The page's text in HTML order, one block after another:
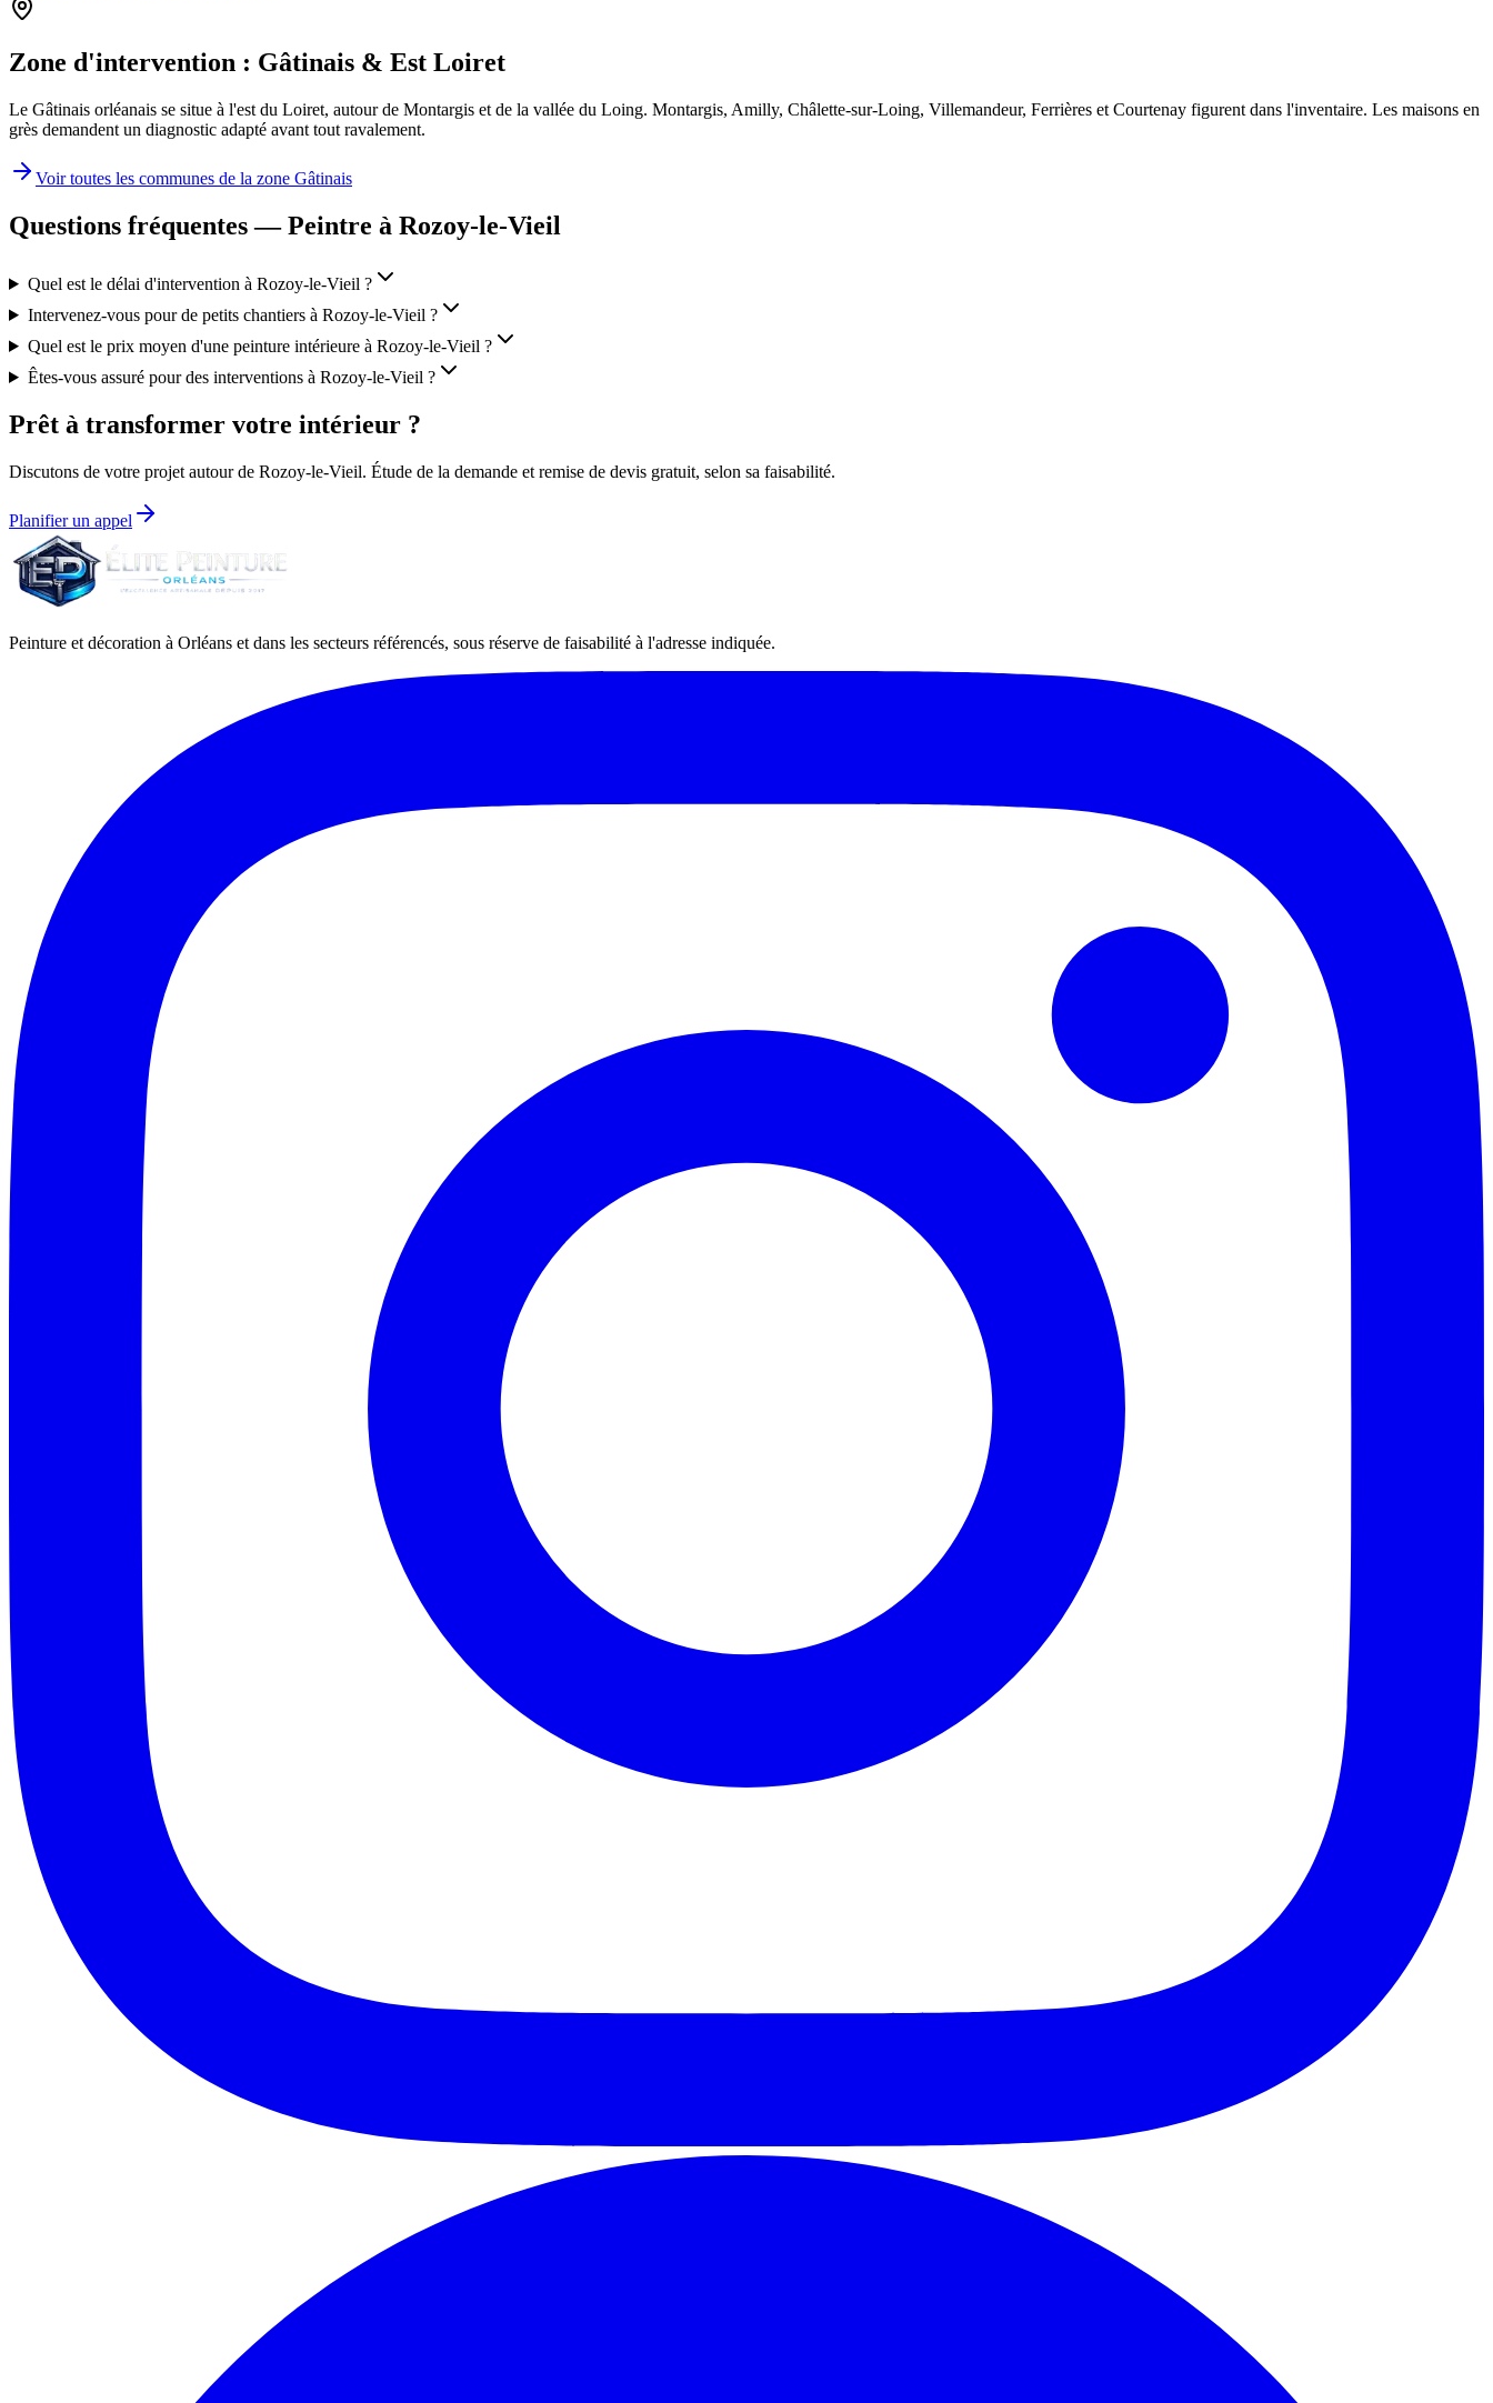
Zone d'intervention : Gâtinais & Est Loiret
Le Gâtinais orléanais se situe à l'est du Loiret, autour de Montargis et de la vallée du Loing. Montargis, Amilly, Châlette-sur-Loing, Villemandeur, Ferrières et Courtenay figurent dans l'inventaire. Les maisons en
grès demandent un diagnostic adapté avant tout ravalement.
Voir toutes les communes de la zone Gâtinais
Questions fréquentes — Peintre à Rozoy-le-Vieil
Quel est le délai d'intervention à Rozoy-le-Vieil ?
Intervenez-vous pour de petits chantiers à Rozoy-le-Vieil ?
Quel est le prix moyen d'une peinture intérieure à Rozoy-le-Vieil ?
Êtes-vous assuré pour des interventions à Rozoy-le-Vieil ?
Prêt à transformer votre intérieur ?
Discutons de votre projet autour de Rozoy-le-Vieil. Étude de la demande et remise de devis gratuit, selon sa faisabilité.
Planifier un appel
Peinture et décoration à Orléans et dans les secteurs référencés, sous réserve de faisabilité à l'adresse indiquée.